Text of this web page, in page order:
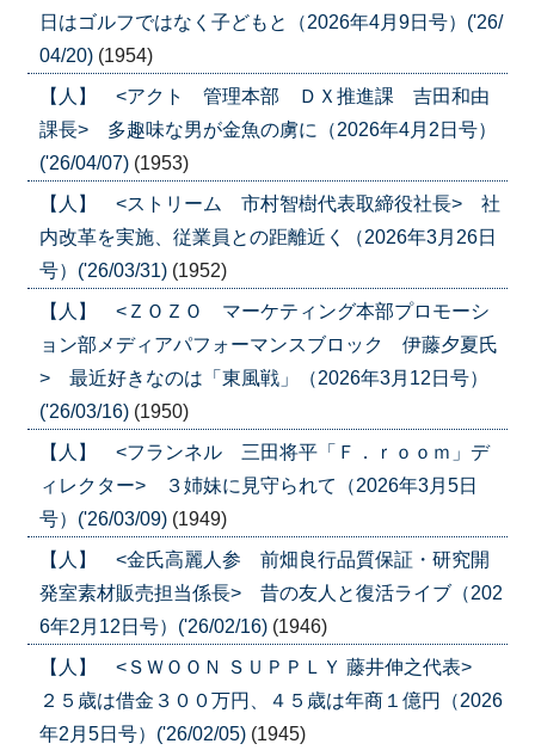
日はゴルフではなく子どもと（2026年4月9日号）('26/
04/20) (1954)
【人】 <アクト 管理本部 ＤＸ推進課 吉田和由
課長> 多趣味な男が金魚の虜に（2026年4月2日号）
('26/04/07) (1953)
【人】 <ストリーム 市村智樹代表取締役社長> 社
内改革を実施、従業員との距離近く（2026年3月26日
号）('26/03/31) (1952)
【人】 <ＺＯＺＯ マーケティング本部プロモーシ
ョン部メディアパフォーマンスブロック 伊藤夕夏氏
> 最近好きなのは「東風戦」（2026年3月12日号）
('26/03/16) (1950)
【人】 <フランネル 三田将平「Ｆ．ｒｏｏｍ」デ
ィレクター> ３姉妹に見守られて（2026年3月5日
号）('26/03/09) (1949)
【人】 <金氏高麗人参 前畑良行品質保証・研究開
発室素材販売担当係長> 昔の友人と復活ライブ（202
6年2月12日号）('26/02/16) (1946)
【人】 <ＳＷＯＯＮ ＳＵＰＰＬＹ 藤井伸之代表>
２５歳は借金３００万円、４５歳は年商１億円（2026
年2月5日号）('26/02/05) (1945)